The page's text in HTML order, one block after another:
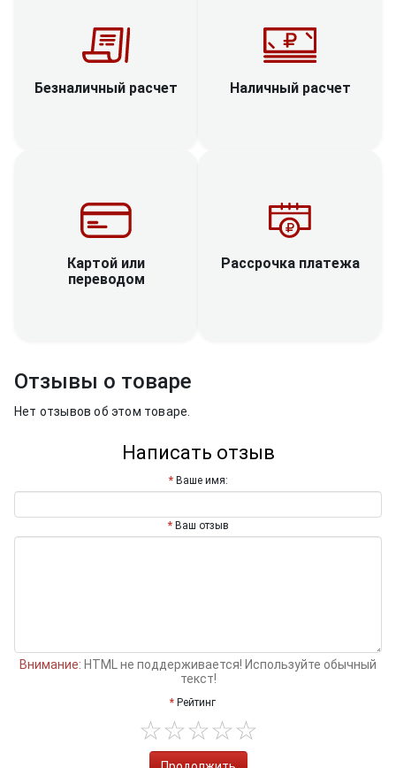
Безналичный расчет Наличный расчет
Картой или
переводом
Рассрочка платежа
Отзывы о товаре
Нет отзывов об этом товаре.
Написать отзыв
Ваше имя:
Ваш отзыв
Внимание: HTML не поддерживается! Используйте обычный
текст!
Рейтинг